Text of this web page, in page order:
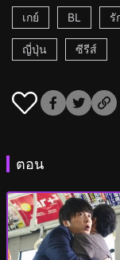
เกย์
BL รั
ญี่ปุ่น ซีรีส์
ตอน